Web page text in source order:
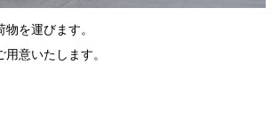
を運びます。
意いたします。